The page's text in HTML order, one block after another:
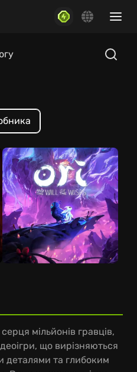
мільйонів гравців,
що вирізняються
деталями та глибоким